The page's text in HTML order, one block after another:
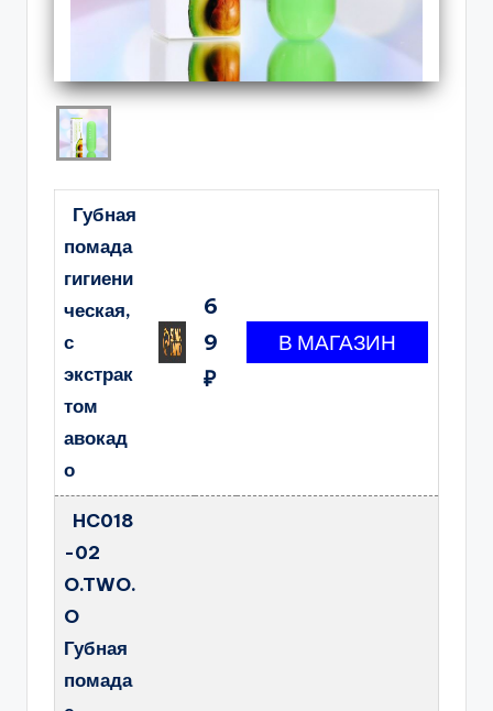
Губная
помада
гигиени
ческая,
с
экстрак
том
авокад
о
6
9
₽
HC018
-02
O.TWO.
O
Губная
помада